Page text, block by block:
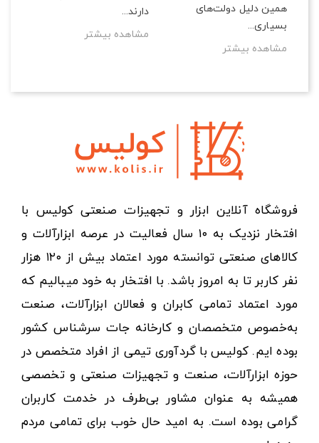
دارند...
مشاهده بیشتر
همین دلیل دولت‌های
بسیاری...
مشاهده بیشتر
فروشگاه آنلاین ابزار و تجهیزات صنعتی کولیس با
افتخار نزدیک به ۱۰ سال فعالیت در عرصه ابزارآلات و
کالاهای صنعتی توانسته مورد اعتماد بیش از ۱۲۰ هزار
نفر کاربر تا به امروز باشد. با افتخار به خود میبالیم که
مورد اعتماد تمامی کابران و فعالان ابزارآلات، صنعت
به‌خصوص متخصصان و کارخانه جات سرشناس کشور
بوده ایم. کولیس با گردآوری تیمی از افراد متخصص در
حوزه ابزارآلات، صنعت و تجهیزات صنعتی و تخصصی
همیشه به عنوان مشاور بی‌طرف در خدمت کاربران
گرامی بوده است. به امید حال خوب برای تمامی مردم